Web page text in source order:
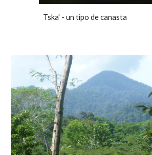
Tska' - un tipo de canasta